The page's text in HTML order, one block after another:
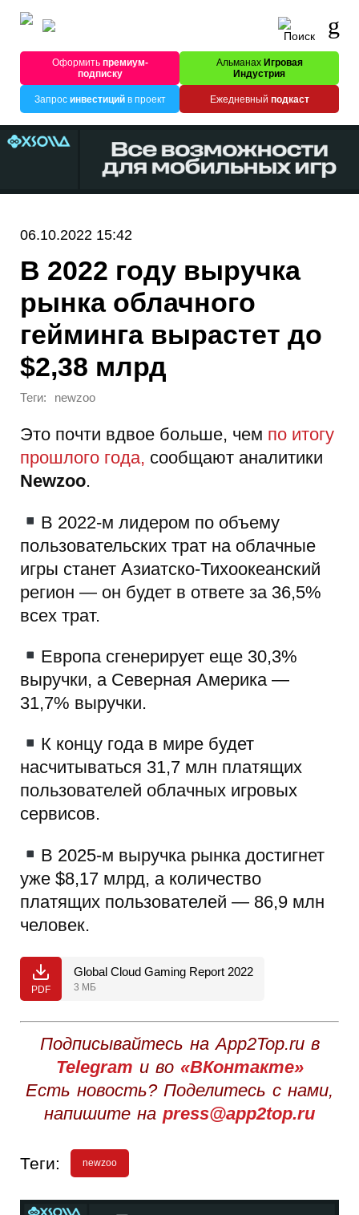
Оформитьпремиум-
подписку
Альманах Игровая
Индустрия
Запрос инвестицийв проект Ежедневный подкаст
06.10.2022 15:42
В 2022 году выручка
рынка облачного
гейминга вырастет до
$2,38 млрд
Теги: newzoo
Это почти вдвое больше, чем по итогу
прошлого года, сообщают аналитики
Newzoo.
В 2022-м лидером по объему
пользовательских трат на облачные
игры станет Азиатско-Тихоокеанский
регион — он будет в ответе за 36,5%
всех трат.
Европа сгенерирует еще 30,3%
выручки, а Северная Америка —
31,7% выручки.
К концу года в мире будет
насчитываться 31,7 млн платящих
пользователей облачных игровых
сервисов.
В 2025-м выручка рынка достигнет
уже $8,17 млрд, а количество
платящих пользователей — 86,9 млн
человек.
PDF
Global Cloud Gaming Report 2022
3 МБ
Подписывайтесь на App2Top.ru в
Telegram и во «ВКонтакте»
Есть новость? Поделитесь с нами,
напишите на press@app2top.ru
Теги: newzoo